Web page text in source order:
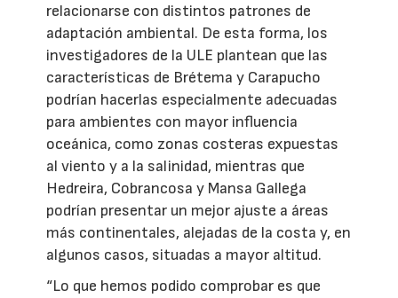
relacionarse con distintos patrones de
adaptación ambiental. De esta forma, los
investigadores de la ULE plantean que las
características de Brétema y Carapucho
podrían hacerlas especialmente adecuadas
para ambientes con mayor influencia
oceánica, como zonas costeras expuestas
al viento y a la salinidad, mientras que
Hedreira, Cobrancosa y Mansa Gallega
podrían presentar un mejor ajuste a áreas
más continentales, alejadas de la costa y, en
algunos casos, situadas a mayor altitud.
“Lo que hemos podido comprobar es que